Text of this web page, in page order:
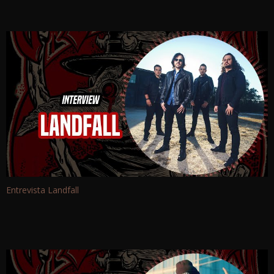
Entrevista Landfall